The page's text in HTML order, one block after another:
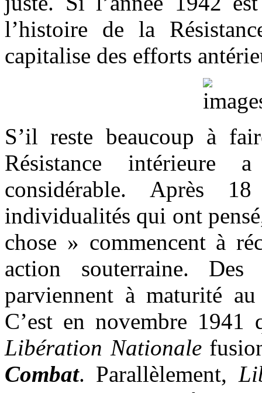
l’histoire de la
capitalise des efforts
S’il reste beaucoup à
Résistance intérieure
considérable. Après
individualités qui ont
chose » commencent à
action souterraine.
parviennent à maturité
C’est en novembre 1941
Libération Nationale
Combat. Parallèlement,